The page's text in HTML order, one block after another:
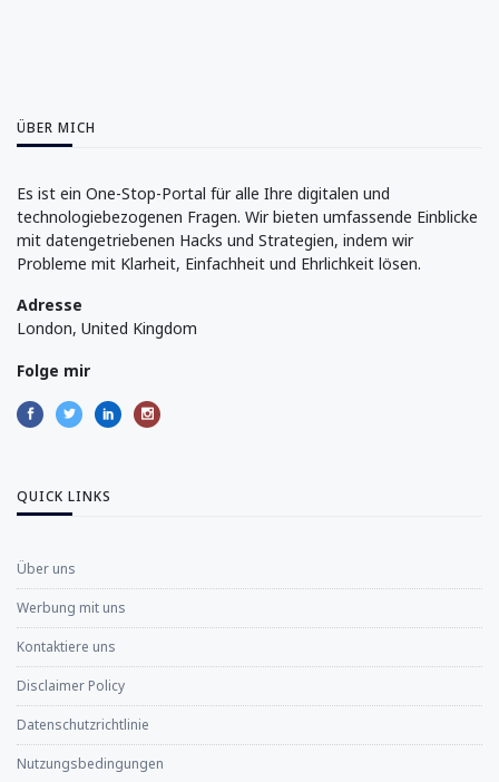
ÜBER MICH
Es ist ein One-Stop-Portal für alle Ihre digitalen und
technologiebezogenen Fragen. Wir bieten umfassende Einblicke
mit datengetriebenen Hacks und Strategien, indem wir
Probleme mit Klarheit, Einfachheit und Ehrlichkeit lösen.
Adresse
London, United Kingdom
Folge mir
QUICK LINKS
Über uns
Werbung mit uns
Kontaktiere uns
Disclaimer Policy
Datenschutzrichtlinie
Nutzungsbedingungen